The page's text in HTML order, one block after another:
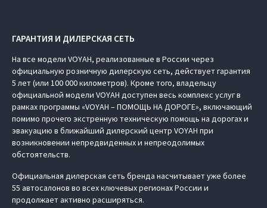
ГАРАНТИЯ И ДИЛЕРСКАЯ СЕТЬ
На все модели VOYAH, реализованные в России через
официальную розничную дилерскую сеть, действует гарантия
5 лет (или 100 000 километров). Кроме того, владельцу
официальной модели VOYAH доступен весь комплекс услуг в
рамках программы «VOYAH – ПОМОЩЬ НА ДОРОГЕ», включающий
помимо прочего экстренную техническую помощь на дорогах и
эвакуацию в ближайший дилерский центр VOYAH при
возникновении непредвиденных и непреодолимых
обстоятельств.
Официальная дилерская сеть бренда насчитывает уже более
55 автосалонов во всех ключевых регионах России и
продолжает активно расширяться.